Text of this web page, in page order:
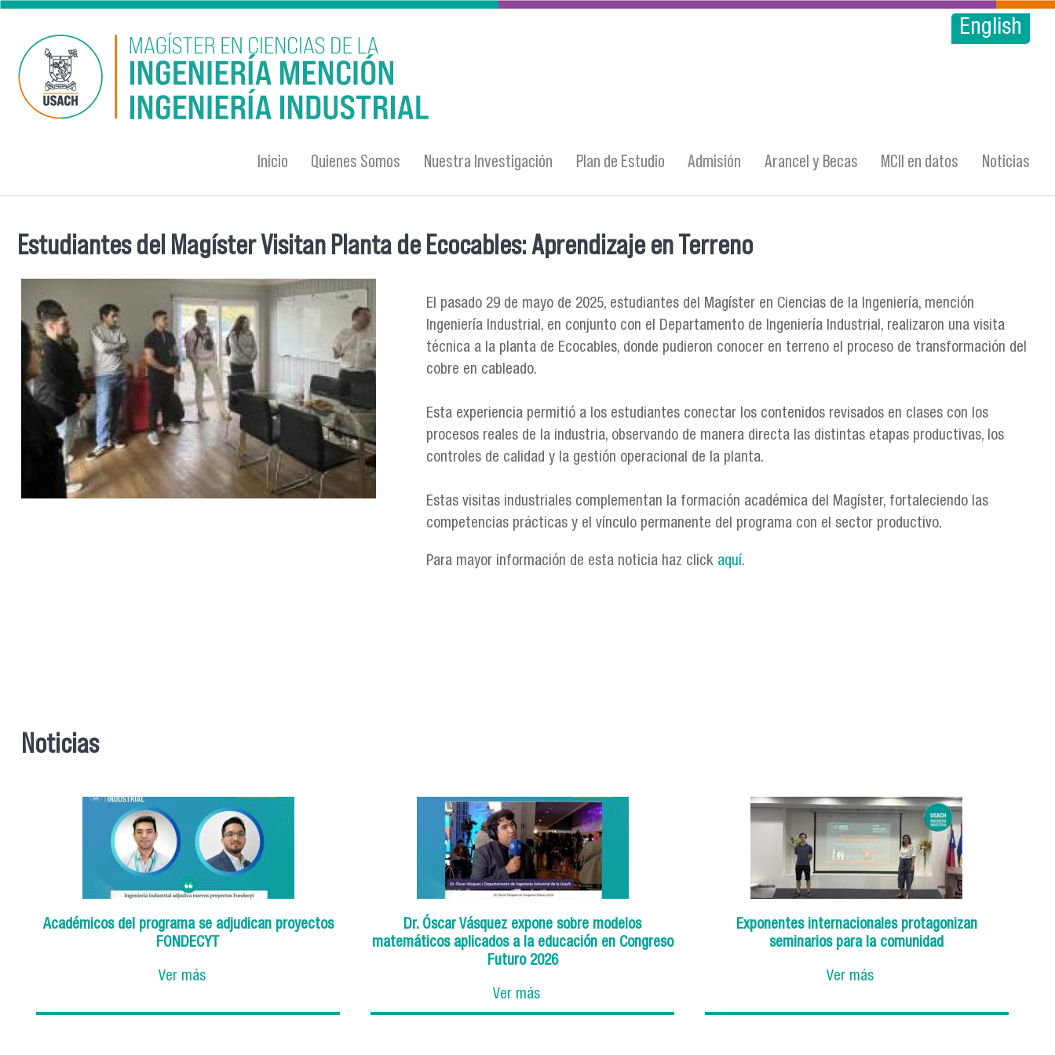
Pasar al contenido principal
English
Inicio Quienes Somos Nuestra Investigación Plan de Estudio Admisión Arancel y Becas MCII en datos Noticias
Se encuentra usted aquí
Estudiantes del Magíster Visitan Planta de Ecocables: Aprendizaje en Terreno
El pasado 29 de mayo de 2025, estudiantes del Magíster en Ciencias de la Ingeniería, mención
Ingeniería Industrial, en conjunto con el Departamento de Ingeniería Industrial, realizaron una visita
técnica a la planta de Ecocables, donde pudieron conocer en terreno el proceso de transformación del
cobre en cableado.
Esta experiencia permitió a los estudiantes conectar los contenidos revisados en clases con los
procesos reales de la industria, observando de manera directa las distintas etapas productivas, los
controles de calidad y la gestión operacional de la planta.
Estas visitas industriales complementan la formación académica del Magíster, fortaleciendo las
competencias prácticas y el vínculo permanente del programa con el sector productivo.
Para mayor información de esta noticia haz click aquí.
Noticias
Académicos del programa se adjudican proyectos
FONDECYT
Ver más
Dr. Óscar Vásquez expone sobre modelos
matemáticos aplicados a la educación en Congreso
Futuro 2026
Ver más
Exponentes internacionales protagonizan
seminarios para la comunidad
Ver más